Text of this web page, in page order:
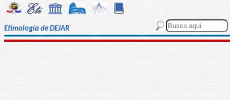
Etimología de DEJAR